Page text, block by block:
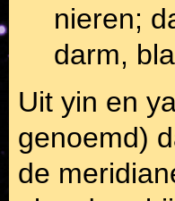
nieren;
darm,
Uit yin en
genoemd)
de